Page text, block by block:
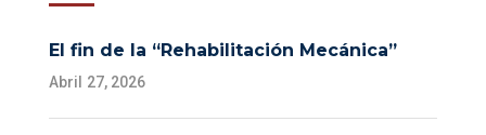
El fin de la “Rehabilitación Mecánica”
Abril 27, 2026